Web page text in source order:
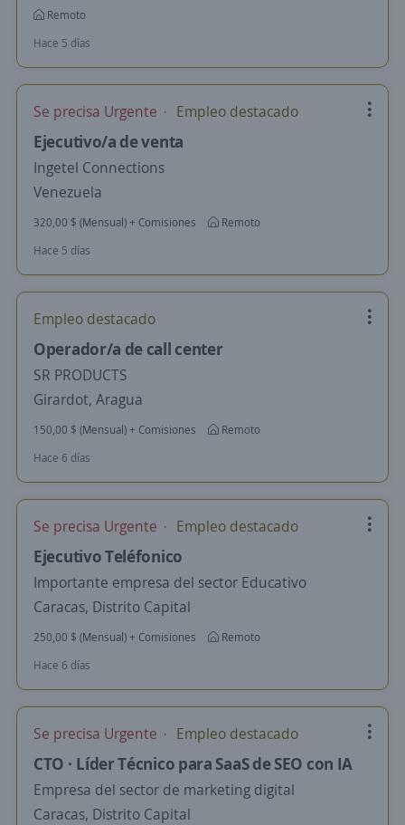
Remoto
Hace 5 días
Se precisa Urgente Empleo destacado
Ejecutivo/a de venta
Ingetel Connections
Venezuela
320,00 $ (Mensual) + Comisiones
Remoto
Hace 5 días
Empleo destacado
Operador/a de call center
SR PRODUCTS
Girardot, Aragua
150,00 $ (Mensual) + Comisiones
Remoto
Hace 6 días
Se precisa Urgente Empleo destacado
Ejecutivo Teléfonico
Importante empresa del sector Educativo
Caracas, Distrito Capital
250,00 $ (Mensual) + Comisiones
Remoto
Hace 6 días
Se precisa Urgente Empleo destacado
CTO · Líder Técnico para SaaS de SEO con IA
Empresa del sector de marketing digital
Caracas, Distrito Capital